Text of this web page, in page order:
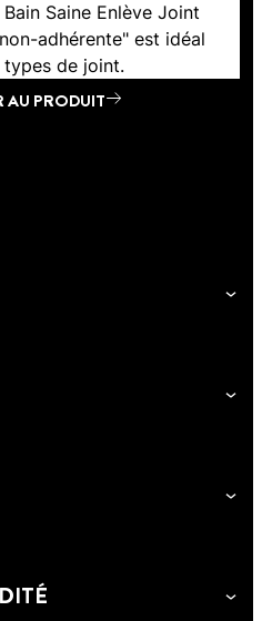
Bain Saine Enlève Joint
adhérente" est idéal
de joint.
AU PRODUIT
DE SERVICE
STYLO